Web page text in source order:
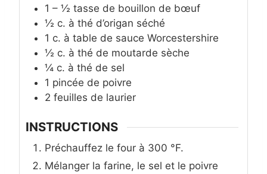
1 – ½ tasse de bouillon de bœuf
½ c. à thé d’origan séché
1 c. à table de sauce Worcestershire
½ c. à thé de moutarde sèche
¼ c. à thé de sel
1 pincée de poivre
2 feuilles de laurier
INSTRUCTIONS
Préchauffez le four à 300 °F.
Mélanger la farine, le sel et le poivre